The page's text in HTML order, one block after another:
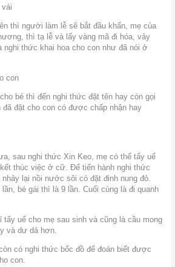
thì người làm lễ sẽ bắt đầu khấn, mẹ của
thì tạ lễ và lấy vàng mã đi hóa, vảy
nghi thức khai hoa cho con như đã nói ở
con
bé thì đến nghi thức đặt tên hay còn gọi
đã đặt cho con có được chấp nhận hay
sau nghi thức Xin Keo, mẹ có thể tẩy uế
thúc việc ở cữ. Để tiến hành nghi thức
nhảy lại nồi nước sôi có đặt đinh nung đỏ.
bé gái thì là 9 lần. Cuối cùng là đi quanh
tẩy uế cho mẹ sau sinh và cũng là cầu mong
và dư dả hơn.
có nghi thức bốc đồ để đoán biết được
con.